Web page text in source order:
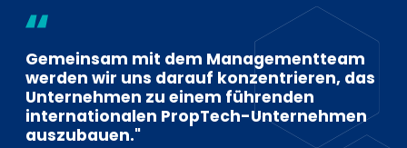
Gemeinsam mit dem Managementteam
werden wir uns darauf konzentrieren, das
Unternehmen zu einem führenden
internationalen PropTech-Unternehmen
auszubauen."